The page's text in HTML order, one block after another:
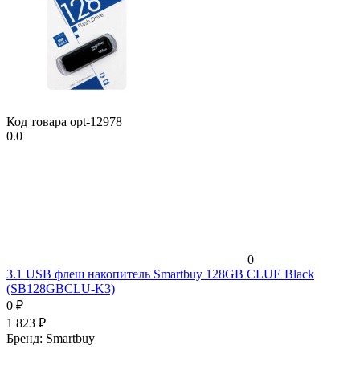
Код товара opt-12978
0.0
0
3.1 USB флеш накопитель Smartbuy 128GB CLUE Black
(SB128GBCLU-K3)
0 ₽
1 823 ₽
Бренд: Smartbuy